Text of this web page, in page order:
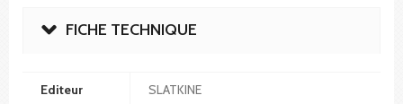
FICHE TECHNIQUE
Editeur SLATKINE